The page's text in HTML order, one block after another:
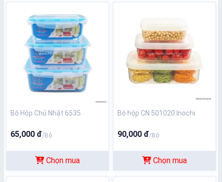
Bộ Hộp Chủ Nhật 6535
65,000 đ/Bộ
Chọn mua
Bộ hộp CN 501020 Inochi
90,000 đ/Bộ
Chọn mua